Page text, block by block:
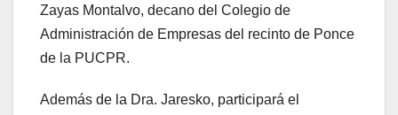
Zayas Montalvo, decano del Colegio de
Administración de Empresas del recinto de Ponce
de la PUCPR.
Además de la Dra. Jaresko, participará el